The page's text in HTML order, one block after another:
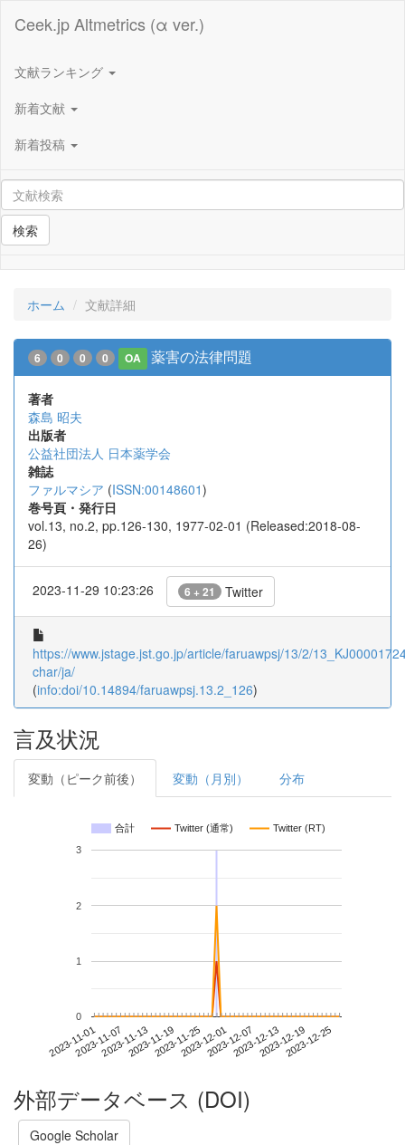
Ceek.jp Altmetrics (α ver.)
文献ランキング
新着文献
新着投稿
検索
ホーム 文献詳細
6 0 0 0 OA 薬害の法律問題
著者
森島 昭夫
出版者
公益社団法人 日本薬学会
雑誌
ファルマシア (ISSN:00148601)
巻号頁・発行日
vol.13, no.2, pp.126-130, 1977-02-01 (Released:2018-08-
26)
2023-11-29 10:23:26 6 + 21 Twitter
https://www.jstage.jst.go.jp/article/faruawpsj/13/2/
char/ja/
(info:doi/10.14894/faruawpsj.13.2_126)
言及状況
変動（ピーク前後） 変動（月別） 分布
合計 Twitter (通常) Twitter (RT)
2023-11-012023-11-072023-11-132023-11-192023-11-252023-12-012023-12-072023-12-132023-12-192023-12-25
0
1
2
3
外部データベース (DOI)
Google Scholar